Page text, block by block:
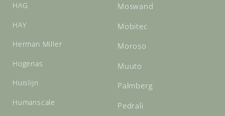
HAG
HAY
Herman Miller
Hogenas
Huislijn
Humanscale
Moswand
Mobitec
Moroso
Muuto
Palmberg
Pedrali